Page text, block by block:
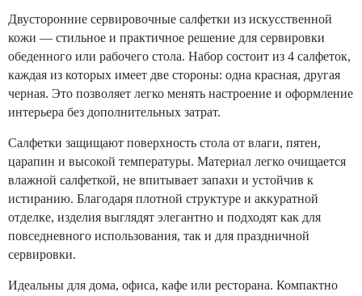
Двусторонние сервировочные салфетки из искусственной
кожи — стильное и практичное решение для сервировки
обеденного или рабочего стола. Набор состоит из 4 салфеток,
каждая из которых имеет две стороны: одна красная, другая
черная. Это позволяет легко менять настроение и оформление
интерьера без дополнительных затрат.
Салфетки защищают поверхность стола от влаги, пятен,
царапин и высокой температуры. Материал легко очищается
влажной салфеткой, не впитывает запахи и устойчив к
истиранию. Благодаря плотной структуре и аккуратной
отделке, изделия выглядят элегантно и подходят как для
повседневного использования, так и для праздничной
сервировки.
Идеальны для дома, офиса, кафе или ресторана. Компактно